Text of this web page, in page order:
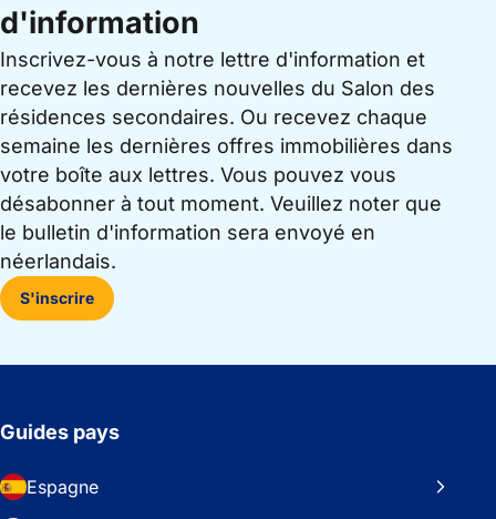
d'information
Inscrivez-vous à notre lettre d'information et
recevez les dernières nouvelles du Salon des
résidences secondaires. Ou recevez chaque
semaine les dernières offres immobilières dans
votre boîte aux lettres. Vous pouvez vous
désabonner à tout moment. Veuillez noter que
le bulletin d'information sera envoyé en
néerlandais.
S'inscrire
Guides pays
Espagne